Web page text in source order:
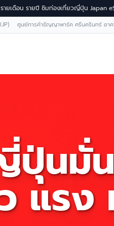
ยเดือน รายปี ซิมท่องเที่ยวญี่ปุ่น Japan
ศูนย์การค้าธัญญาพาร์ค ศรีนครินทร์ อ
ปุ่นมั่
แร